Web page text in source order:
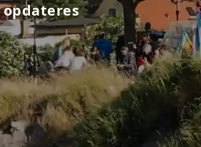
opdateres